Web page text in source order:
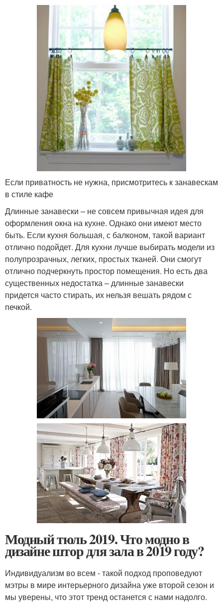
Если приватность не нужна, присмотритесь к занавескам
в стиле кафе
Длинные занавески – не совсем привычная идея для
оформления окна на кухне. Однако они имеют место
быть. Если кухня большая, с балконом, такой вариант
отлично подойдет. Для кухни лучше выбирать модели из
полупрозрачных, легких, простых тканей. Они смогут
отлично подчеркнуть простор помещения. Но есть два
существенных недостатка – длинные занавески
придется часто стирать, их нельзя вешать рядом с
печкой.
Модный тюль 2019. Что модно в
дизайне штор для зала в 2019 году?
Индивидуализм во всем - такой подход проповедуют
мэтры в мире интерьерного дизайна уже второй сезон и
мы уверены, что этот тренд останется с нами надолго.